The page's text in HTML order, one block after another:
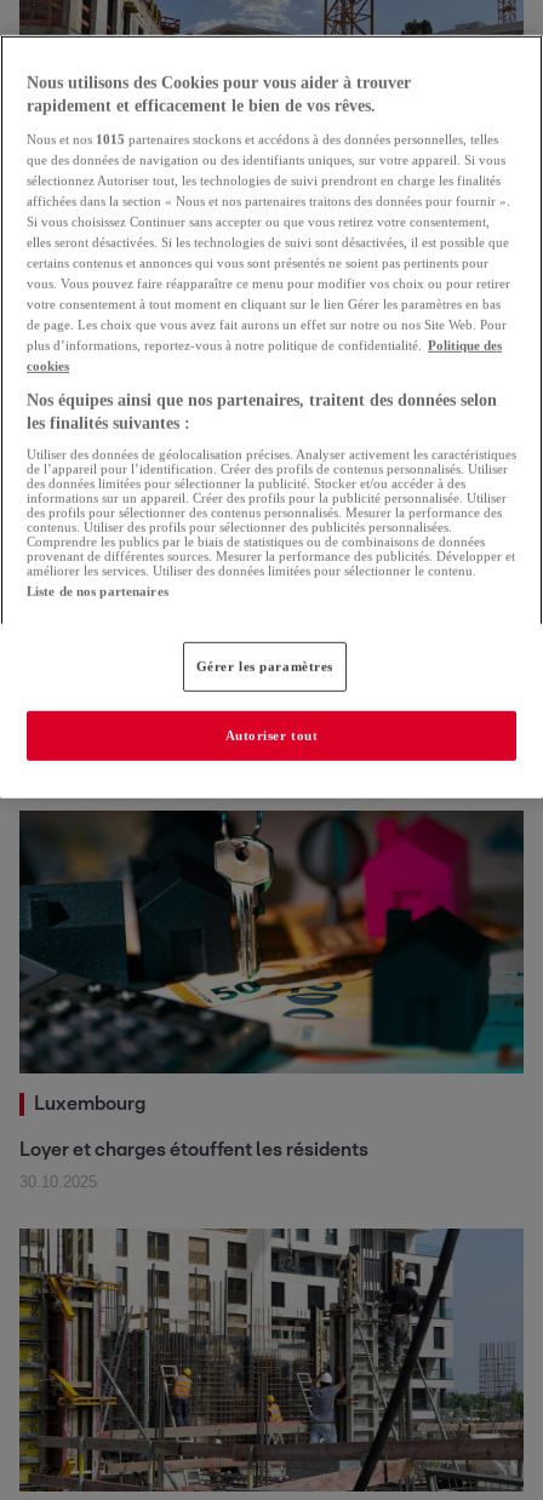
"Booster" pour la construction de logement
Le secteur immobilier salue les mesures annoncées par
le gouvernement
21.07.2026
Luxembourg
Loyer et charges étouffent les résidents
30.10.2025
Nous utilisons des Cookies pour vous aider à trouver
rapidement et efficacement le bien de vos rêves.
Nous et nos 1015 partenaires stockons et accédons à des données personnelles, telles
que des données de navigation ou des identifiants uniques, sur votre appareil. Si vous
sélectionnez Autoriser tout, les technologies de suivi prendront en charge les finalités
affichées dans la section « Nous et nos partenaires traitons des données pour fournir ».
Si vous choisissez Continuer sans accepter ou que vous retirez votre consentement,
elles seront désactivées. Si les technologies de suivi sont désactivées, il est possible que
certains contenus et annonces qui vous sont présentés ne soient pas pertinents pour
vous. Vous pouvez faire réapparaître ce menu pour modifier vos choix ou pour retirer
votre consentement à tout moment en cliquant sur le lien Gérer les paramètres en bas
de page. Les choix que vous avez fait aurons un effet sur notre ou nos Site Web. Pour
plus d’informations, reportez-vous à notre politique de confidentialité.
Politique des
cookies
Nos équipes ainsi que nos partenaires, traitent des données selon
les finalités suivantes :
Utiliser des données de géolocalisation précises. Analyser activement les caractéristiques
de l’appareil pour l’identification. Créer des profils de contenus personnalisés. Utiliser
des données limitées pour sélectionner la publicité. Stocker et/ou accéder à des
informations sur un appareil. Créer des profils pour la publicité personnalisée. Utiliser
des profils pour sélectionner des contenus personnalisés. Mesurer la performance des
contenus. Utiliser des profils pour sélectionner des publicités personnalisées.
Comprendre les publics par le biais de statistiques ou de combinaisons de données
provenant de différentes sources. Mesurer la performance des publicités. Développer et
améliorer les services. Utiliser des données limitées pour sélectionner le contenu.
Liste de nos partenaires
Gérer les paramètres
Autoriser tout